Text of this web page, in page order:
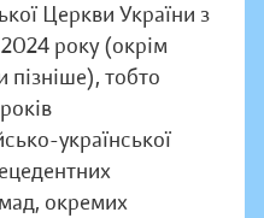
Церкви України з
року (окрім
пізніше), тобто
української
окремих